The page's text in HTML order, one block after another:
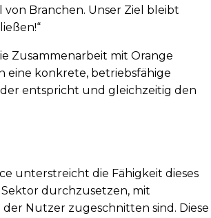
Branchen. Unser Ziel bleibt
Zusammenarbeit mit Orange
eine konkrete, betriebsfähige
entspricht und gleichzeitig den
unterstreicht die Fähigkeit dieses
durchzusetzen, mit
Nutzer zugeschnitten sind. Diese